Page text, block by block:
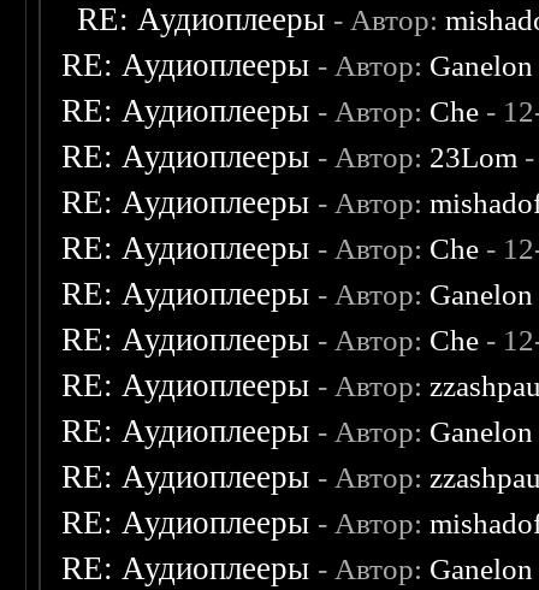
RE: Аудиоплееры - Автор:
RE: Аудиоплееры - Автор: Ganelon
RE: Аудиоплееры - Автор: Che -
RE: Аудиоплееры - Автор: 23Lom
RE: Аудиоплееры - Автор:
RE: Аудиоплееры - Автор: Che -
RE: Аудиоплееры - Автор: Ganelon
RE: Аудиоплееры - Автор: Che -
RE: Аудиоплееры - Автор:
RE: Аудиоплееры - Автор: Ganelon
RE: Аудиоплееры - Автор:
RE: Аудиоплееры - Автор:
RE: Аудиоплееры - Автор: Ganelon